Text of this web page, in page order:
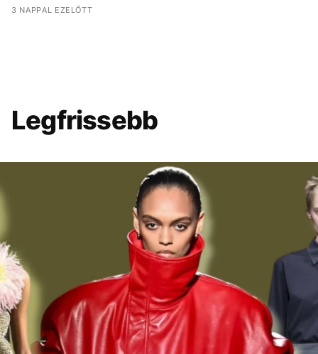
3 NAPPAL EZELŐTT
Legfrissebb